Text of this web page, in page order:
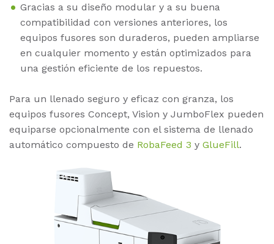
Gracias a su diseño modular y a su buena
compatibilidad con versiones anteriores, los
equipos fusores son duraderos, pueden ampliarse
en cualquier momento y están optimizados para
una gestión eficiente de los repuestos.
Para un llenado seguro y eficaz con granza, los
equipos fusores Concept, Vision y JumboFlex pueden
equiparse opcionalmente con el sistema de llenado
automático compuesto de RobaFeed 3 y GlueFill.